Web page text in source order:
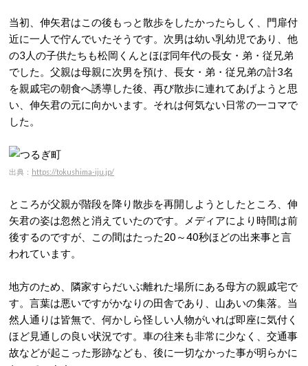
当初、伸矢君はこの後もっと散歩をしたかったらしく、門扉付
近に一人で佇んでいたそうです。次男は幼い乳幼児であり、他
の3人の子供たちも松岡くんとほぼ同年代の長女・弟・従兄弟
でした。父親は母親に次男を預け、長女・弟・従兄弟の計3名
を親戚宅の朝食へ誘導した後、再び散歩に連れてあげようと思
い、伸矢君の元に向かいます。それは何気ない日常の一コマで
した。
出典： https://tokushima-iju.jp/
ところが父親が階段を降り散歩を再開しようとしたところ、伸
矢君の姿は忽然と消えていたのです。メディアにより時間は前
後するのですが、この間はたった20～40秒ほどの出来事と言
われています。
地方のため、隣家すらだいぶ離れた場所にある母方の親戚宅で
す。言葉は悪いですがかなりの田舎であり、山あいの集落。当
然人通りは皆無で、何かしら怪しい人物がいれば即座に気付く
ほど見通しの良い状況です。車の往来も非常に少なく、交通事
故などが起こった形跡なども、後に一切なかった事が明らかに